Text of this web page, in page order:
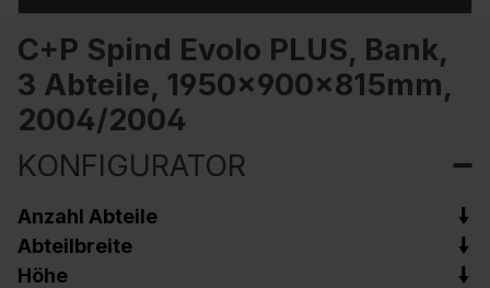
C+P Spind Evolo PLUS, Bank,
3 Abteile, 1950x900x815mm,
2004/2004
KONFIGURATOR
Anzahl Abteile
Abteilbreite
Höhe